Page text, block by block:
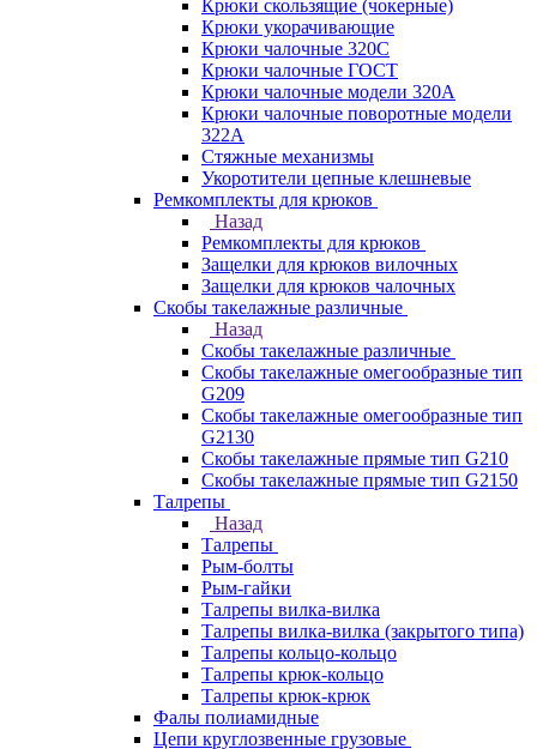
Крюки скользящие (чокерные)
Крюки укорачивающие
Крюки чалочные 320C
Крюки чалочные ГОСТ
Крюки чалочные модели 320А
Крюки чалочные поворотные модели
322А
Стяжные механизмы
Укоротители цепные клешневые
Ремкомплекты для крюков
Назад
Ремкомплекты для крюков
Защелки для крюков вилочных
Защелки для крюков чалочных
Скобы такелажные различные
Назад
Скобы такелажные различные
Скобы такелажные омегообразные тип
G209
Скобы такелажные омегообразные тип
G2130
Скобы такелажные прямые тип G210
Скобы такелажные прямые тип G2150
Талрепы
Назад
Талрепы
Рым-болты
Рым-гайки
Талрепы вилка-вилка
Талрепы вилка-вилка (закрытого типа)
Талрепы кольцо-кольцо
Талрепы крюк-кольцо
Талрепы крюк-крюк
Фалы полиамидные
Цепи круглозвенные грузовые